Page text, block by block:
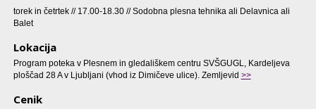
torek in četrtek // 17.00-18.30 // Sodobna plesna tehnika ali Delavnica ali
Balet
Lokacija
Program poteka v Plesnem in gledališkem centru SVŠGUGL, Kardeljeva
ploščad 28 A v Ljubljani (vhod iz Dimičeve ulice). Zemljevid >>
Cenik